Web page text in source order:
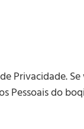
Privacidade.
Pessoais do